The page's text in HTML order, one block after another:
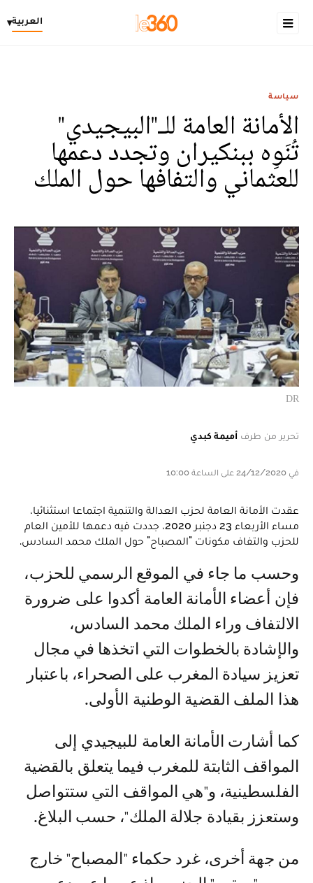
العربية▾
سياسة
الأمانة العامة للـ"البيجيدي"
تُنَوِه ببنكيران وتجدد دعمها
للعثماني والتفافها حول الملك
DR
تحرير من طرف أميمة كبدي
في 24/12/2020 على الساعة 10:00
عقدت الأمانة العامة لحزب العدالة والتنمية اجتماعا استثنائيا،
مساء الأربعاء 23 دجنبر 2020، جددت فيه دعمها للأمين العام
للحزب والتفاف مكونات "المصباح" حول الملك محمد السادس.
وحسب ما جاء في الموقع الرسمي للحزب،
فإن أعضاء الأمانة العامة أكدوا على ضرورة
الالتفاف وراء الملك محمد السادس،
والإشادة بالخطوات التي اتخذها في مجال
تعزيز سيادة المغرب على الصحراء، باعتبار
هذا الملف القضية الوطنية الأولى.
كما أشارت الأمانة العامة للبيجيدي إلى
المواقف الثابتة للمغرب فيما يتعلق بالقضية
الفلسطينية، و"هي المواقف التي ستتواصل
وستعزز بقيادة جلالة الملك"، حسب البلاغ.
من جهة أخرى، غرد حكماء "المصباح" خارج